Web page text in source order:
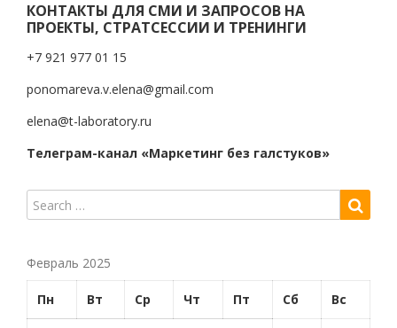
КОНТАКТЫ ДЛЯ СМИ И ЗАПРОСОВ НА
ПРОЕКТЫ, СТРАТСЕССИИ И ТРЕНИНГИ
+7 921 977 01 15
ponomareva.v.elena@gmail.com
elena@t-laboratory.ru
Телеграм-канал «Маркетинг без галстуков»
Февраль 2025
Пн Вт Ср Чт Пт Сб Вс